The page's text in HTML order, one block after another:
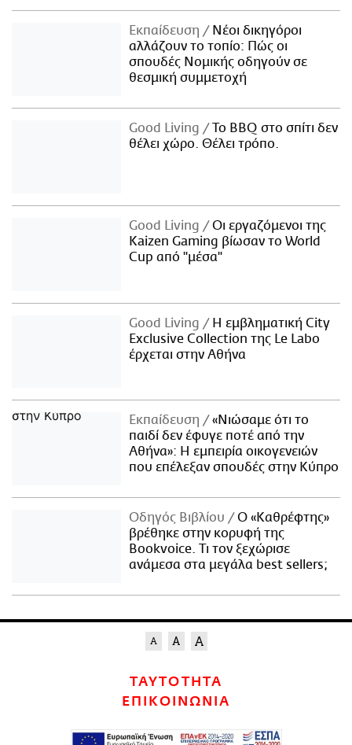
Εκπαίδευση
Νέοι δικηγόροι
αλλάζουν το τοπίο: Πώς οι
σπουδές Νομικής οδηγούν σε
θεσμική συμμετοχή
Good Living
Το BBQ στο σπίτι δεν
θέλει χώρο. Θέλει τρόπο.
Good Living
Οι εργαζόμενοι της
Kaizen Gaming βίωσαν το World
Cup από "μέσα"
Good Living
Η εμβληματική City
Exclusive Collection της Le Labo
έρχεται στην Αθήνα
Εκπαίδευση
«Νιώσαμε ότι το
παιδί δεν έφυγε ποτέ από την
Αθήνα»: Η εμπειρία οικογενειών
που επέλεξαν σπουδές στην Κύπρο
Οδηγός Βιβλίου
Ο «Καθρέφτης»
βρέθηκε στην κορυφή της
Bookvoice. Τι τον ξεχώρισε
ανάμεσα στα μεγάλα best sellers;
ΤΑΥΤΟΤΗΤΑ
ΕΠΙΚΟΙΝΩΝΙΑ